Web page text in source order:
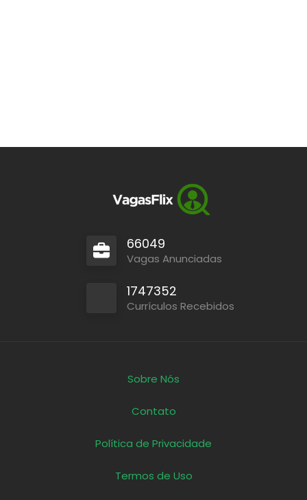
66049
Vagas Anunciadas
1747352
Currículos Recebidos
Sobre Nós
Contato
Política de Privacidade
Termos de Uso